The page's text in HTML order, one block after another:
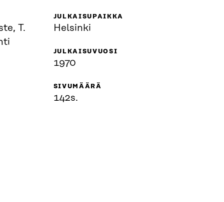
T.
JULKAISUPAIKKA
Helsinki
JULKAISUVUOSI
1970
SIVUMÄÄRÄ
142s.